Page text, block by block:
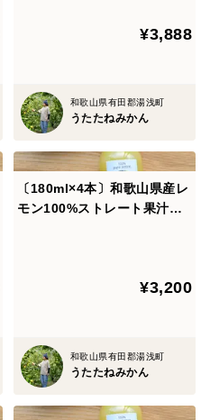
¥3,888
和歌山県有田郡湯浅町
うたたねみかん
〔180ml×4本〕和歌山県産レ
モン100%ストレート果汁◆
¥3,200
和歌山県有田郡湯浅町
うたたねみかん